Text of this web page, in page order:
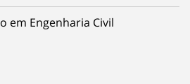
em Engenharia Civil